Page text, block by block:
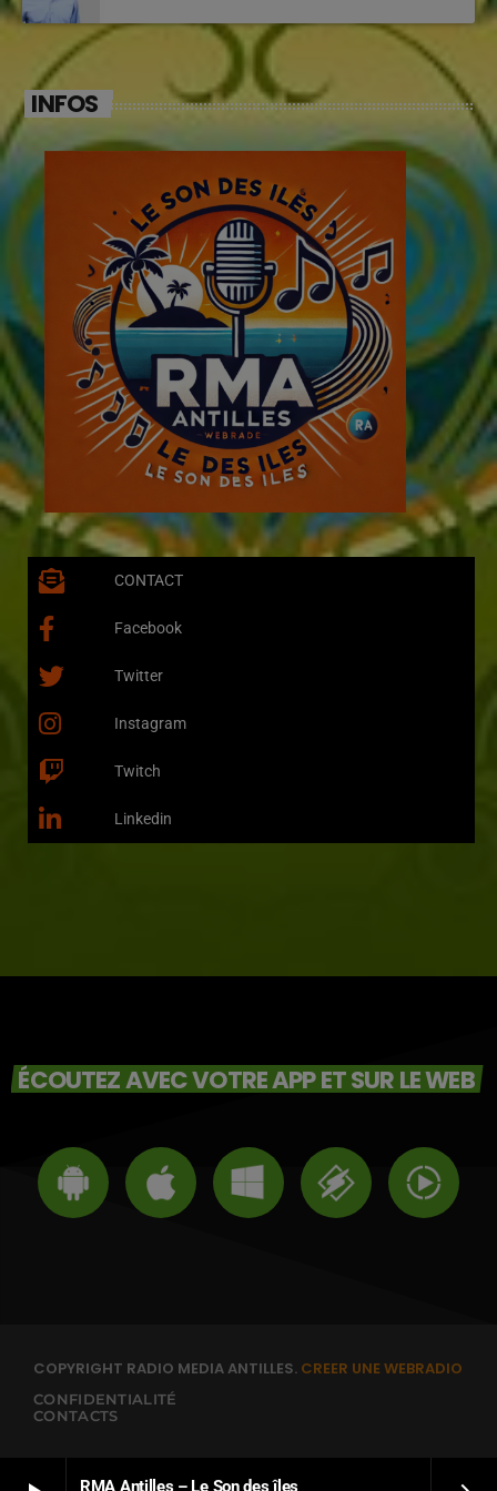
RMA Antilles – Le Son des îles
INFOS
CONTACT
Facebook
Twitter
Instagram
Twitch
Linkedin
ÉCOUTEZ AVEC VOTRE APP ET SUR LE WEB
COPYRIGHT RADIO MEDIA ANTILLES. CREER UNE WEBRADIO
CONFIDENTIALITÉ
CONTACTS